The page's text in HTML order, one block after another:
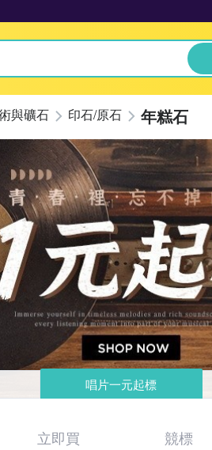
與礦石 印石/原石 年糕石
唱片一元起標
立即買 競標